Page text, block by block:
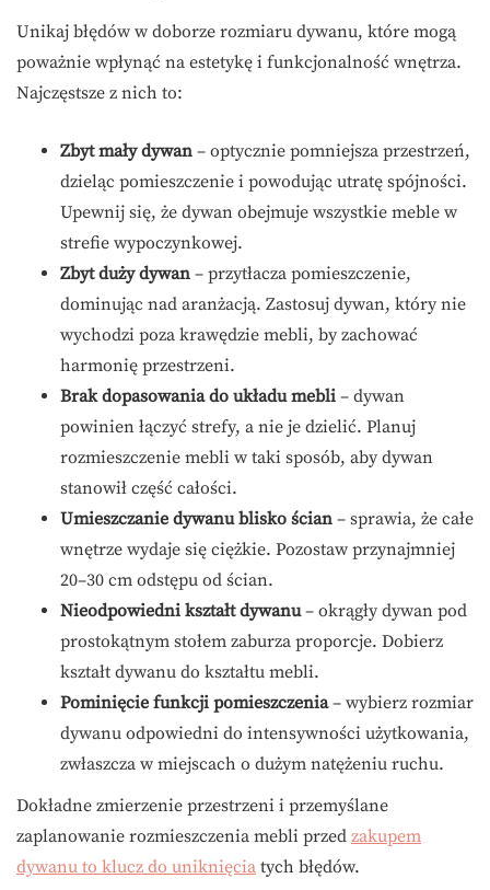
Unikaj błędów w doborze rozmiaru dywanu, które mogą
poważnie wpłynąć na estetykę i funkcjonalność wnętrza.
Najczęstsze z nich to:
Zbyt mały dywan – optycznie pomniejsza przestrzeń,
dzieląc pomieszczenie i powodując utratę spójności.
Upewnij się, że dywan obejmuje wszystkie meble w
strefie wypoczynkowej.
Zbyt duży dywan – przytłacza pomieszczenie,
dominując nad aranżacją. Zastosuj dywan, który nie
wychodzi poza krawędzie mebli, by zachować
harmonię przestrzeni.
Brak dopasowania do układu mebli – dywan
powinien łączyć strefy, a nie je dzielić. Planuj
rozmieszczenie mebli w taki sposób, aby dywan
stanowił część całości.
Umieszczanie dywanu blisko ścian – sprawia, że całe
wnętrze wydaje się ciężkie. Pozostaw przynajmniej
20–30 cm odstępu od ścian.
Nieodpowiedni kształt dywanu– okrągły dywan pod
prostokątnym stołem zaburza proporcje. Dobierz
kształt dywanu do kształtu mebli.
Pominięcie funkcji pomieszczenia– wybierz rozmiar
dywanu odpowiedni do intensywności użytkowania,
zwłaszcza w miejscach o dużym natężeniu ruchu.
Dokładne zmierzenie przestrzeni i przemyślane
zaplanowanie rozmieszczenia mebli przed zakupem
dywanu to klucz do uniknięcia tych błędów.